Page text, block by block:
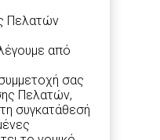
Πελατών
από
σας
Πελατών,
συγκατάθεσή